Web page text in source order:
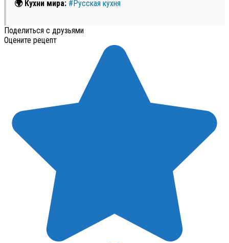
🌍 Кухни мира: #Русская кухня
Поделиться с друзьями
Оцените рецепт